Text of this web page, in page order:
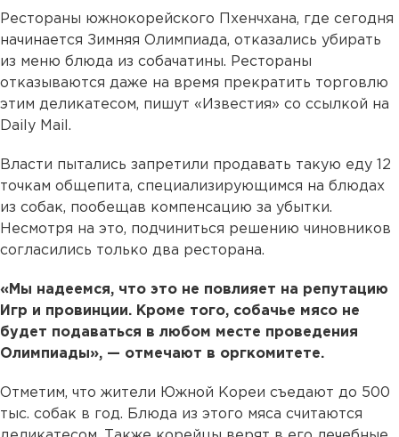
Рестораны южнокорейского Пхенчхана, где сегодня
начинается Зимняя Олимпиада, отказались убирать
из меню блюда из собачатины. Рестораны
отказываются даже на время прекратить торговлю
этим деликатесом, пишут «Известия» со ссылкой на
Daily Mail.
Власти пытались запретили продавать такую еду 12
точкам общепита, специализирующимся на блюдах
из собак, пообещав компенсацию за убытки.
Несмотря на это, подчиниться решению чиновников
согласились только два ресторана.
«Мы надеемся, что это не повлияет на репутацию
Игр и провинции. Кроме того, собачье мясо не
будет подаваться в любом месте проведения
Олимпиады», — отмечают в оргкомитете.
Отметим, что жители Южной Кореи съедают до 500
тыс. собак в год. Блюда из этого мяса считаются